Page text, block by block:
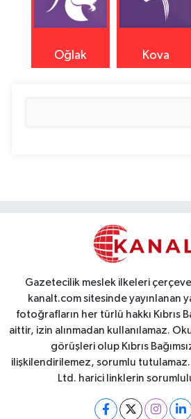
Oğlak Kova
Gazetecilik meslek ilkeleri
kanalt.com sitesinde yayınlanan
fotoğrafların her türlü hakkı Kıbrıs
aittir, izin alınmadan kullanılamaz.
görüşleri olup Kıbrıs
ilişkilendirilemez, sorumlu tutulamaz.
Ltd. harici linklerin